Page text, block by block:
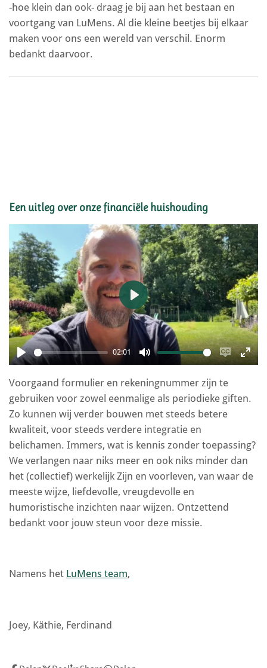
-hoe klein dan ook- draag je bij aan het bestaan en
voortgang van LuMens. Al die kleine beetjes bij elkaar
maken voor ons een wereld van verschil. Enorm
bedankt daarvoor.
Een uitleg over onze financiële huishouding
P
l
a
y
02:01
M
u
t
e
E
n
a
b
e
c
a
p
E
t
f
u
l
P
l
Voorgaand formulier en rekeningnummer zijn te
gebruiken voor zowel eenmalige als periodieke giften.
Zo kunnen wij verder bouwen met steeds betere
kwaliteit, voor steeds verdere integratie en
belichamen. Immers, wat is kennis zonder toepassing?
We verlangen naar niks meer en ook niks minder dan
het (collectief) werkelijk Zijn en voorleven, van waar de
meeste wijze, liefdevolle, vreugdevolle en
humoristische inzichten naar wijzen. Ontzettend
bedankt voor jouw steun voor deze missie.
Namens het LuMens team,
Joey, Käthie, Ferdinand